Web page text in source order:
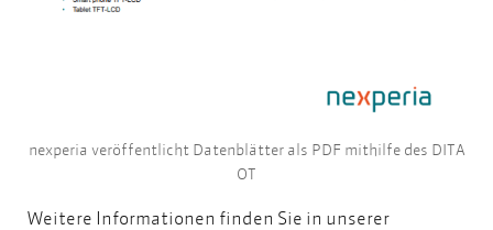
nexperia veröffentlicht Datenblätter als PDF mithilfe des DITA
OT
Weitere Informationen finden Sie in unserer